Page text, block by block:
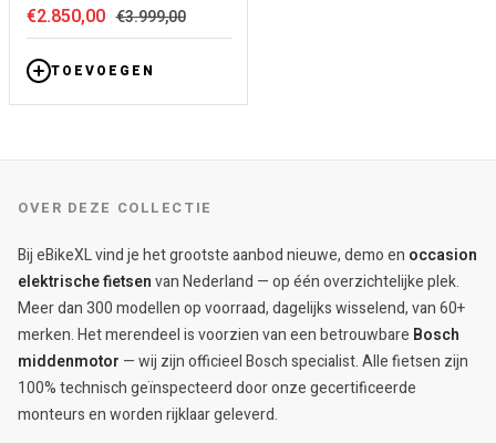
Sale
price
€2.850,00 Regular
price
€3.999,00
TOEVOEGEN
OVER DEZE COLLECTIE
Bij eBikeXL vind je het grootste aanbod nieuwe, demo en occasion
elektrische fietsenvan Nederland — op één overzichtelijke plek.
Meer dan 300 modellen op voorraad, dagelijks wisselend, van 60+
merken. Het merendeel is voorzien van een betrouwbare Bosch
middenmotor — wij zijn officieel Bosch specialist. Alle fietsen zijn
100% technisch geïnspecteerd door onze gecertificeerde
monteurs en worden rijklaar geleverd.